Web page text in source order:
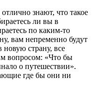
знают, что такое
ли вы в
по каким-то
вам непременно будут
страну, все
вопросом: «Что бы
о путешествии».
где бы они ни